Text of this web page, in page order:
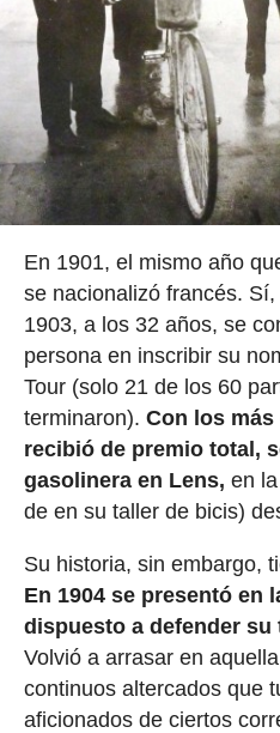
En 1901, el mismo año
se nacionalizó francés.
1903, a los 32 años, se
persona en inscribir su
Tour (solo 21 de los 60
terminaron). Con los más
recibió de premio total,
gasolinera en Lens, en
de en su taller de bicis)
Su historia, sin embargo,
En 1904 se presentó en
dispuesto a defender
Volvió a arrasar en
continuos altercados que
aficionados de ciertos